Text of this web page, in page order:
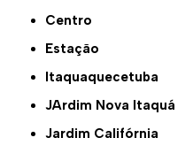
Centro
Estação
Itaquaquecetuba
JArdim Nova Itaquá
Jardim Califórnia